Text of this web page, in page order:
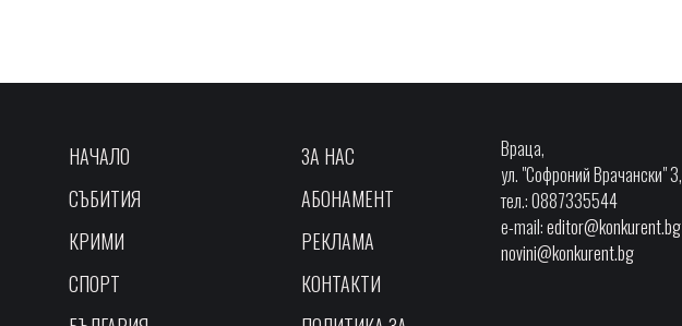
НАЧАЛО
СЪБИТИЯ
КРИМИ
СПОРТ
ЗА НАС
АБОНАМЕНТ
РЕКЛАМА
КОНТАКТИ
Враца,
ул. "Софроний Врачански" 3,
тел.: 0887335544
e-mail:editor@konkurent.bg
novini@konkurent.bg